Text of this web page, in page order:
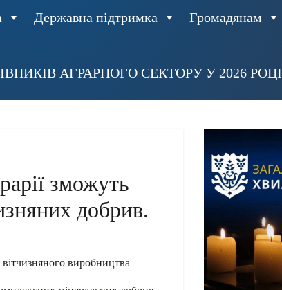
Державна підтримка Громадянам
АГРАРНОГО СЕКТОРУ У 2026 РОЦІ
зможуть
добрив.
виробництва